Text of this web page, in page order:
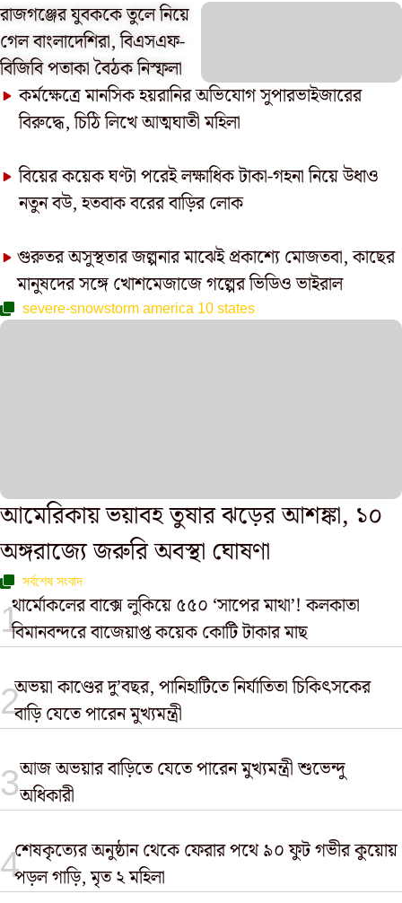
রাজগঞ্জের যুবককে তুলে নিয়ে
গেল বাংলাদেশিরা, বিএসএফ-
বিজিবি পতাকা বৈঠক নিস্ফলা
কর্মক্ষেত্রে মানসিক হয়রানির অভিযোগ সুপারভাইজারের
বিরুদ্ধে, চিঠি লিখে আত্মঘাতী মহিলা
বিয়ের কয়েক ঘণ্টা পরেই লক্ষাধিক টাকা-গহনা নিয়ে উধাও
নতুন বউ, হতবাক বরের বাড়ির লোক
গুরুতর অসুস্থতার জল্পনার মাঝেই প্রকাশ্যে মোজতবা, কাছের
মানুষদের সঙ্গে খোশমেজাজে গল্পের ভিডিও ভাইরাল
severe-snowstorm america 10 states
আমেরিকায় ভয়াবহ তুষার ঝড়ের আশঙ্কা, ১০
অঙ্গরাজ্যে জরুরি অবস্থা ঘোষণা
সর্বশেষ সংবাদ
থার্মোকলের বাক্সে লুকিয়ে ৫৫০ ‘সাপের মাথা’! কলকাতা
বিমানবন্দরে বাজেয়াপ্ত কয়েক কোটি টাকার মাছ
অভয়া কাণ্ডের দু’বছর, পানিহাটিতে নির্যাতিতা চিকিৎসকের
বাড়ি যেতে পারেন মুখ্যমন্ত্রী
আজ অভয়ার বাড়িতে যেতে পারেন মুখ্যমন্ত্রী শুভেন্দু
অধিকারী
শেষকৃত্যের অনুষ্ঠান থেকে ফেরার পথে ৯০ ফুট গভীর কুয়োয়
পড়ল গাড়ি, মৃত ২ মহিলা